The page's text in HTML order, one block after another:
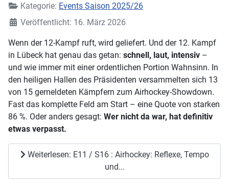
Kategorie: Events Saison 2025/26
Veröffentlicht: 16. März 2026
Wenn der 12-Kampf ruft, wird geliefert. Und der 12. Kampf
in Lübeck hat genau das getan: schnell, laut, intensiv –
und wie immer mit einer ordentlichen Portion Wahnsinn. In
den heiligen Hallen des Präsidenten versammelten sich 13
von 15 gemeldeten Kämpfern zum Airhockey-Showdown.
Fast das komplette Feld am Start – eine Quote von starken
86 %. Oder anders gesagt: Wer nicht da war, hat definitiv
etwas verpasst.
Weiterlesen: E11 / S16 : Airhockey: Reflexe, Tempo
und...